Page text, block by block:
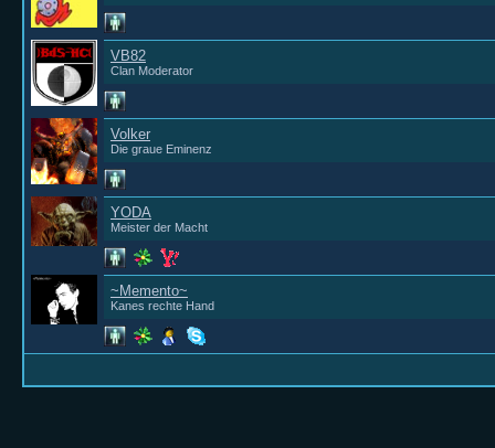
VB82
Clan Moderator
Volker
Die graue Eminenz
YODA
Meister der Macht
~Memento~
Kanes rechte Hand